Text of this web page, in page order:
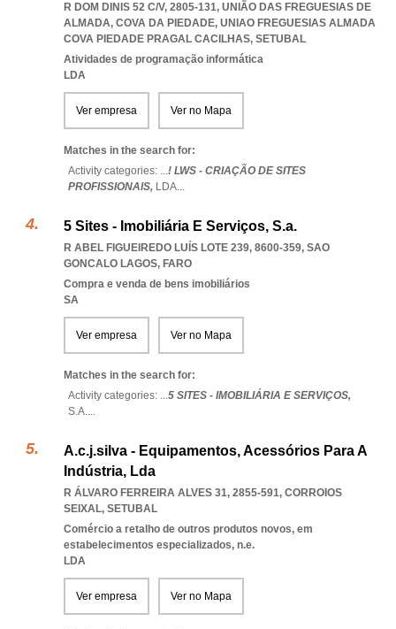
R DOM DINIS 52 C/V, 2805-131, UNIÃO DAS FREGUESIAS DE
ALMADA, COVA DA PIEDADE, UNIAO FREGUESIAS ALMADA
COVA PIEDADE PRAGAL CACILHAS, SETUBAL
Atividades de programação informática
LDA
Ver empresa Ver no Mapa
Matches in the search for:
Activity categories: ...! LWS - CRIAÇÃO DE SITES
PROFISSIONAIS, LDA...
5 Sites - Imobiliária E Serviços, S.a.
R ABEL FIGUEIREDO LUÍS LOTE 239, 8600-359, SAO
GONCALO LAGOS, FARO
Compra e venda de bens imobiliários
SA
Ver empresa Ver no Mapa
Matches in the search for:
Activity categories: ...5 SITES - IMOBILIÁRIA E SERVIÇOS,
S.A....
A.c.j.silva - Equipamentos, Acessórios Para A
Indústria, Lda
R ÁLVARO FERREIRA ALVES 31, 2855-591, CORROIOS
SEIXAL, SETUBAL
Comércio a retalho de outros produtos novos, em
estabelecimentos especializados, n.e.
LDA
Ver empresa Ver no Mapa